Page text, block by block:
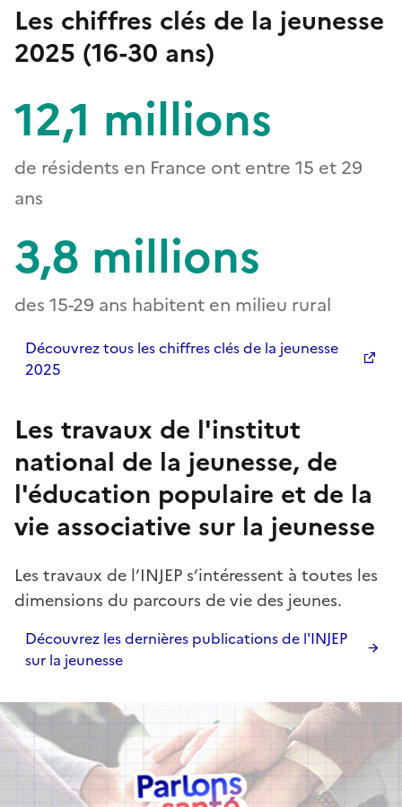
Les chiffres clés de la jeunesse
2025 (16-30 ans)
12,1 millions
de résidents en France ont entre 15 et 29
ans
3,8 millions
des 15-29 ans habitent en milieu rural
Découvrez tous les chiffres clés de la jeunesse
2025
Les travaux de l'institut
national de la jeunesse, de
l'éducation populaire et de la
vie associative sur la jeunesse
Les travaux de l’INJEP s’intéressent à toutes les
dimensions du parcours de vie des jeunes.
Découvrez les dernières publications de l'INJEP
sur la jeunesse